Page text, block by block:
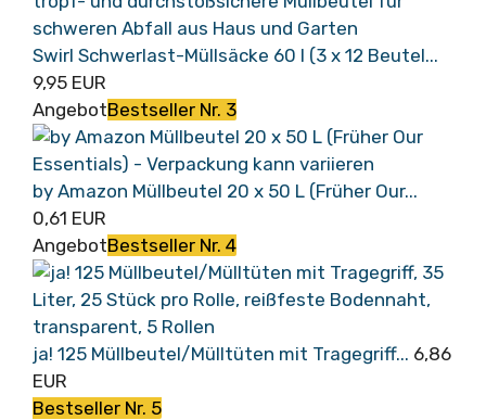
Swirl Schwerlast-Müllsäcke 60 l (3 x 12 Beutel...
9,95 EUR
AngebotBestseller Nr. 3
by Amazon Müllbeutel 20 x 50 L (Früher Our...
0,61 EUR
AngebotBestseller Nr. 4
ja! 125 Müllbeutel/Mülltüten mit Tragegriff... 6,86
EUR
Bestseller Nr. 5